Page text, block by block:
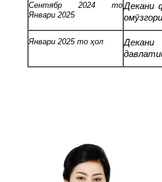
Сентябр 2024 то
Январи 2025
Декани
Январи 2025 то ҳол
Декани